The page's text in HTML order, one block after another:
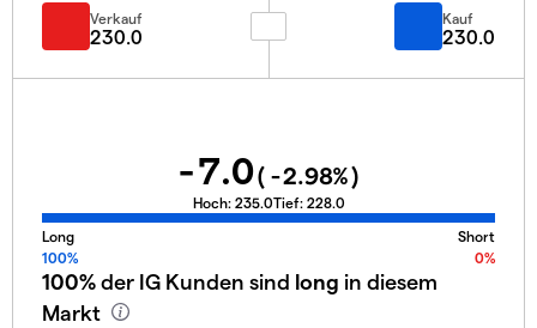
Verkauf
230.0
Kauf
230.0
-7.0( -2.98%)
Hoch: 235.0Tief: 228.0
Long
Short
100%
0%
100%der IG Kunden sind long in diesem
Markt